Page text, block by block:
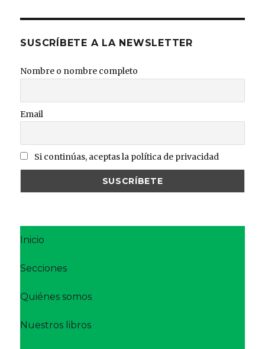
SUSCRÍBETE A LA NEWSLETTER
Nombre o nombre completo
Email
Si continúas, aceptas la política de privacidad
Inicio
Secciones
Quiénes somos
Nuestros libros